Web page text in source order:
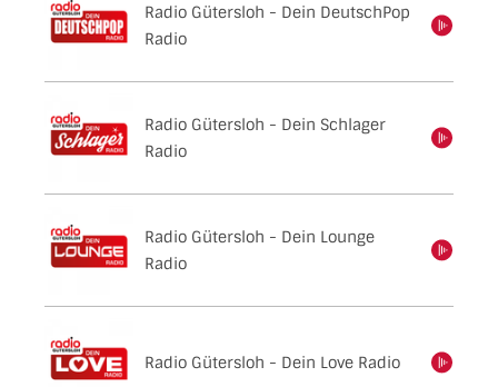
Radio Gütersloh - Dein DeutschPop
Radio
einschalten
Radio Gütersloh - Dein Schlager
Radio
einschalten
Radio Gütersloh - Dein Lounge
Radio
einschalten
Radio Gütersloh - Dein Love Radio
einschalten